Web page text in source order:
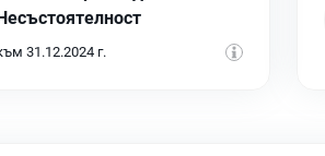
31.12.2024 г.